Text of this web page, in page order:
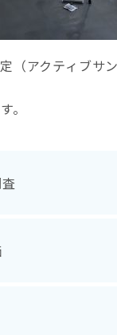
（アクティブサ
。